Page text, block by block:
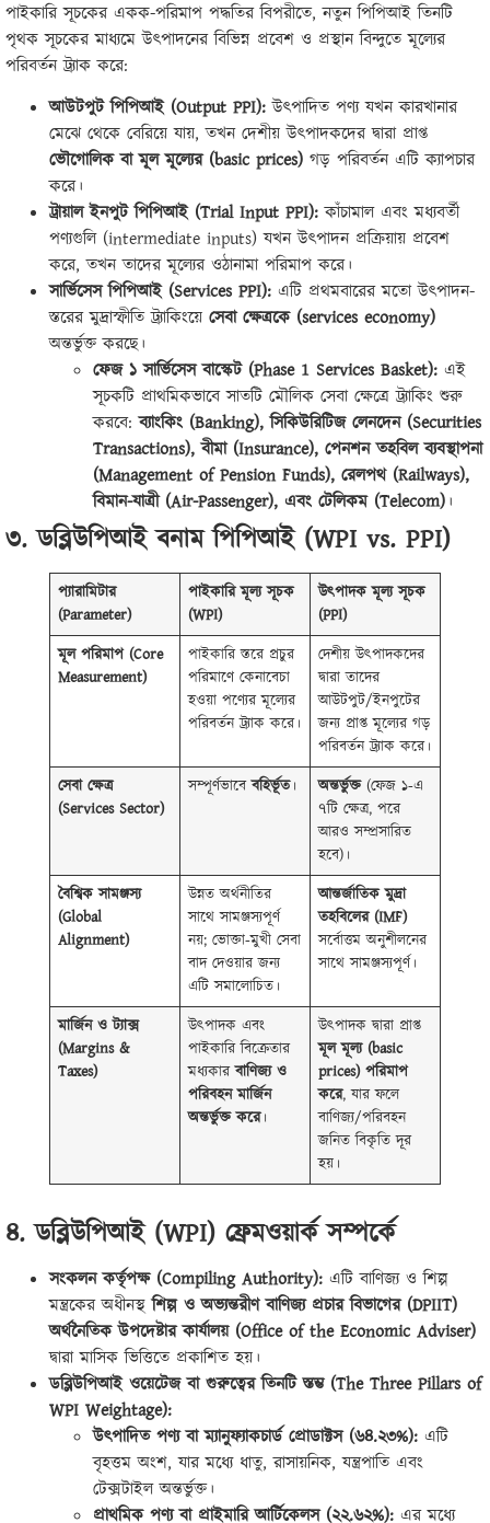
পাইকারি সূচকের একক-পরিমাপ পদ্ধতির বিপরীতে, নতুন পিপিআই তিনটি
পৃথক সূচকের মাধ্যমে উৎপাদনের বিভিন্ন প্রবেশ ও প্রস্থান বিন্দুতে মূল্যের
পরিবর্তন ট্র্যাক করে:
আউটপুট পিপিআই (Output PPI): উৎপাদিত পণ্য যখন কারখানার
মেঝে থেকে বেরিয়ে যায়, তখন দেশীয় উৎপাদকদের দ্বারা প্রাপ্ত
ভৌগোলিক বা মূল মূল্যের (basic prices) গড় পরিবর্তন এটি ক্যাপচার
করে।
ট্রায়াল ইনপুট পিপিআই (Trial Input PPI): কাঁচামাল এবং মধ্যবর্তী
পণ্যগুলি (intermediate inputs) যখন উৎপাদন প্রক্রিয়ায় প্রবেশ
করে, তখন তাদের মূল্যের ওঠানামা পরিমাপ করে।
সার্ভিসেস পিপিআই (Services PPI): এটি প্রথমবারের মতো উৎপাদন-
স্তরের মুদ্রাস্ফীতি ট্র্যাকিংয়ে সেবা ক্ষেত্রকে (services economy)
অন্তর্ভুক্ত করছে।
ফেজ ১ সার্ভিসেস বাস্কেট (Phase 1 Services Basket): এই
সূচকটি প্রাথমিকভাবে সাতটি মৌলিক সেবা ক্ষেত্রে ট্র্যাকিং শুরু
করবে:ব্যাংকিং (Banking), সিকিউরিটিজ লেনদেন (Securities
Transactions), বীমা (Insurance), পেনশন তহবিল ব্যবস্থাপনা
(Management of Pension Funds), রেলপথ (Railways),
বিমান-যাত্রী (Air-Passenger), এবং টেলিকম (Telecom)।
৩. ডব্লিউপিআই বনাম পিপিআই (WPI vs. PPI)
প্যারামিটার
(Parameter)
পাইকারি মূল্য সূচক
(WPI)
উৎপাদক মূল্য সূচক
(PPI)
মূল পরিমাপ (Core
Measurement)
পাইকারি স্তরে প্রচুর
পরিমাণে কেনাবেচা
হওয়া পণ্যের মূল্যের
পরিবর্তন ট্র্যাক করে।
দেশীয় উৎপাদকদের
দ্বারা তাদের
আউটপুট/ইনপুটের
জন্য প্রাপ্ত মূল্যের গড়
পরিবর্তন ট্র্যাক করে।
সেবা ক্ষেত্র
(Services Sector)
সম্পূর্ণভাবেবহির্ভূত। অন্তর্ভুক্ত(ফেজ ১-এ
৭টি ক্ষেত্র, পরে
আরও সম্প্রসারিত
হবে)।
বৈশ্বিক সামঞ্জস্য
(Global
Alignment)
উন্নত অর্থনীতির
সাথে সামঞ্জস্যপূর্ণ
নয়; ভোক্তা-মুখী সেবা
বাদ দেওয়ার জন্য
এটি সমালোচিত।
আন্তর্জাতিক মুদ্রা
তহবিলের (IMF)
সর্বোত্তম অনুশীলনের
সাথে সামঞ্জস্যপূর্ণ।
মার্জিন ও ট্যাক্স
(Margins &
Taxes)
উৎপাদক এবং
পাইকারি বিক্রেতার
মধ্যকারবাণিজ্য ও
পরিবহন মার্জিন
অন্তর্ভুক্ত করে।
উৎপাদক দ্বারা প্রাপ্ত
মূল মূল্য (basic
prices) পরিমাপ
করে, যার ফলে
বাণিজ্য/পরিবহন
জনিত বিকৃতি দূর
হয়।
৪. ডব্লিউপিআই (WPI) ফ্রেমওয়ার্ক সম্পর্কে
সংকলন কর্তৃপক্ষ (Compiling Authority): এটি বাণিজ্য ও শিল্প
মন্ত্রকের অধীনস্থশিল্প ও অভ্যন্তরীণ বাণিজ্য প্রচার বিভাগের (DPIIT)
অর্থনৈতিক উপদেষ্টার কার্যালয় (Office of the Economic Adviser)
দ্বারা মাসিক ভিত্তিতে প্রকাশিত হয়।
ডব্লিউপিআই ওয়েটেজ বা গুরুত্বের তিনটি স্তম্ভ (The Three Pillars of
WPI Weightage):
উৎপাদিত পণ্য বা ম্যানুফ্যাকচার্ড প্রোডাক্টস (৬৪.২৩%): এটি
বৃহত্তম অংশ, যার মধ্যে ধাতু, রাসায়নিক, যন্ত্রপাতি এবং
টেক্সটাইল অন্তর্ভুক্ত।
প্রাথমিক পণ্য বা প্রাইমারি আর্টিকেলস (২২.৬২%): এর মধ্যে